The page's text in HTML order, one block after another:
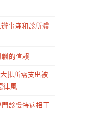
事森和診所體
的信賴
批所需支出被
律風
診慢特病相干